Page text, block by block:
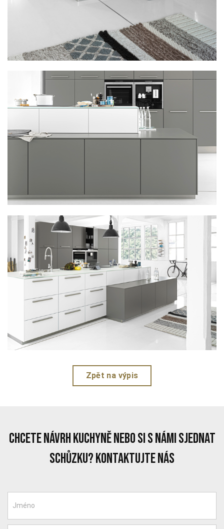
Zpět na výpis
chcete návrh kuchyně nebo si s námi sjednat
schůzku? Kontaktujte nás
Jméno